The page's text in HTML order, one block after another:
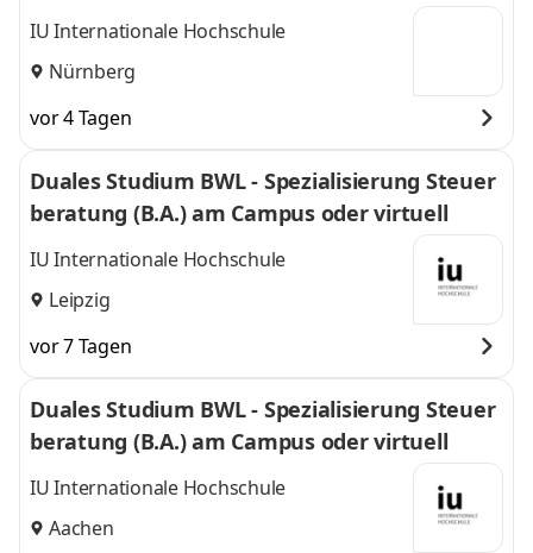
IU Internationale Hochschule
Nürnberg
vor 4 Tagen
Duales Studium BWL - Spezialisierung Steuer
beratung (B.A.) am Campus oder virtuell
IU Internationale Hochschule
Leipzig
vor 7 Tagen
Duales Studium BWL - Spezialisierung Steuer
beratung (B.A.) am Campus oder virtuell
IU Internationale Hochschule
Aachen